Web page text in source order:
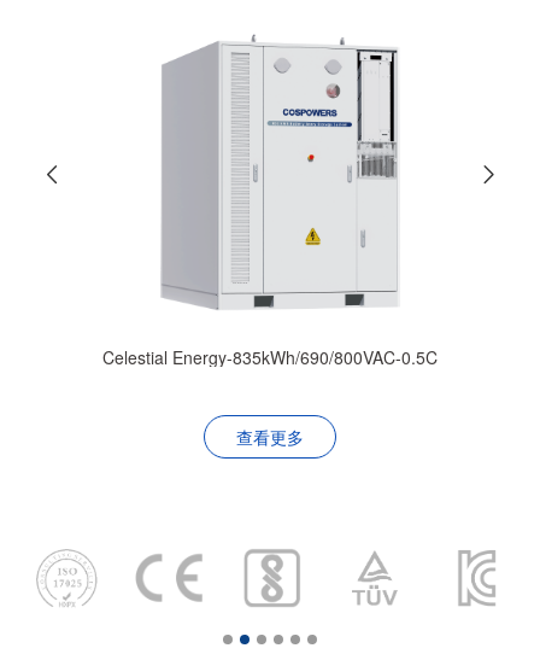
Celestial Energy-835kWh/690/800VAC-0.5C
查看更多